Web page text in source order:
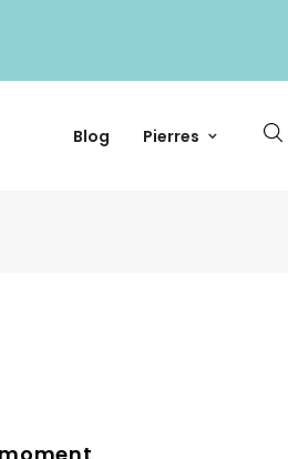
Blog Pierres